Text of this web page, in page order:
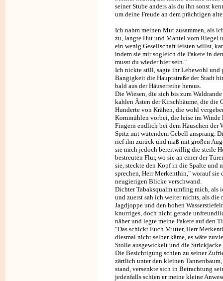
seiner Stube anders als du ihn sonst
um deine Freude an dem prächtigen
Ich nahm meinen Mut zusammen, als
zu, langte Hut und Mantel vom Riegel
ein wenig Gesellschaft leisten willst,
indem sie mir sogleich die Pakete in
musst du wieder hier sein."
Ich nickte still, sagte ihr Lebewohl und
Bangigkeit die Hauptstraße der Stadt
bald aus der Häuserreihe heraus.
Die Wiesen, die sich bis zum
kahlen Ästen der Kirschbäume, die die
Hunderte von Krähen, die wohl
Kornmühlen vorbei, die leise im Winde
Fingern endlich bei dem Häuschen der
Spitz mit wütendem Gebell ansprang.
rief ihn zurück und maß mit großen
sie mich jedoch bereitwillig die steile
bestreuten Flur, wo sie an einer der
sie, steckte den Kopf in die Spalte und
sprechen, Herr Merkenthin," worauf
neugierigen Blicke verschwand.
Dichter Tabaksqualm umfing mich, als
und zuerst sah ich weiter nichts, als
Jagdjoppe und den hohen
knurriges, doch nicht gerade
näher und legte meine Pakete auf den
"Das schickt Euch Mutter, Herr
diesmal nicht selber käme, es wäre
Stolle ausgewickelt und die
Die Besichtigung schien zu seiner
zärtlich unter den kleinen
stand, versenkte sich in Betrachtung
jedenfalls schien er meine kleine